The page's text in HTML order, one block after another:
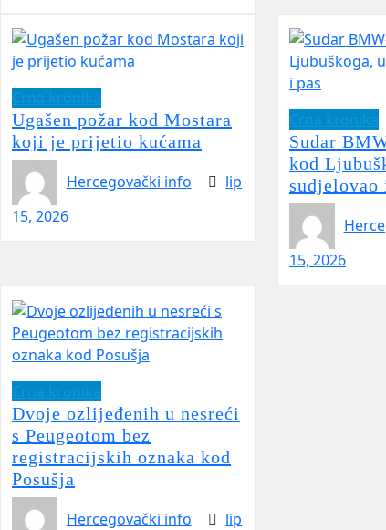
Ugašen požar kod Mostara
koji je prijetio kućama
Hercegovački info
lip
15, 2026
Sudar
kod
sudjelovao
15, 2026
Dvoje ozlijeđenih u nesreći
s Peugeotom bez
registracijskih oznaka kod
Posušja
Hercegovački info
lip